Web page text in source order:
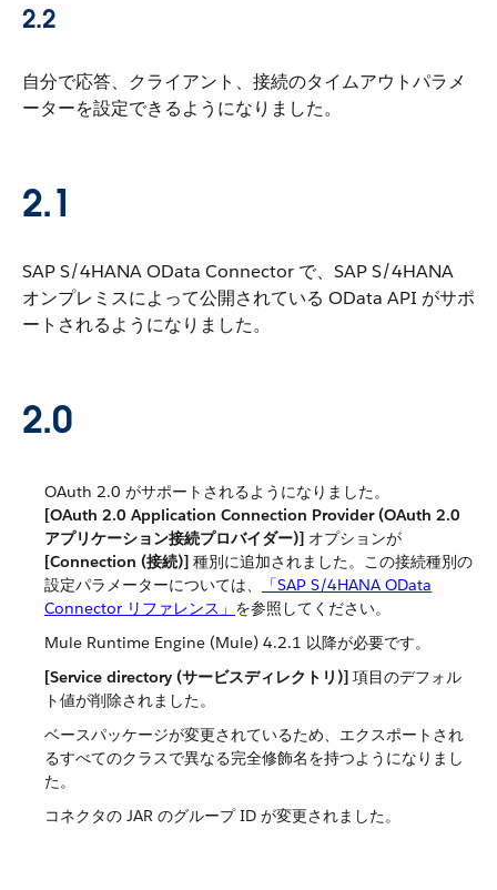
2.2
自分で応答、クライアント、接続のタイムアウトパラメ
ーターを設定できるようになりました。
2.1
SAP S/4HANA OData Connector で、SAP S/4HANA
オンプレミスによって公開されている OData API がサポ
ートされるようになりました。
2.0
OAuth 2.0 がサポートされるようになりました。
[OAuth 2.0 Application Connection Provider (OAuth 2.0
アプリケーション接続プロバイダー)] ​ オプションが ​
[Connection (接続)] ​ 種別に追加されました。この接続種別の
設定パラメーターについては、​
「SAP S/4HANA OData
Connector リファレンス」 ​を参照してください。
Mule Runtime Engine (Mule) 4.2.1 以降が必要です。
[Service directory (サービスディレクトリ)] ​ 項目のデフォル
ト値が削除されました。
ベースパッケージが変更されているため、エクスポートされ
るすべてのクラスで異なる完全修飾名を持つようになりまし
た。
コネクタの JAR のグループ ID が変更されました。